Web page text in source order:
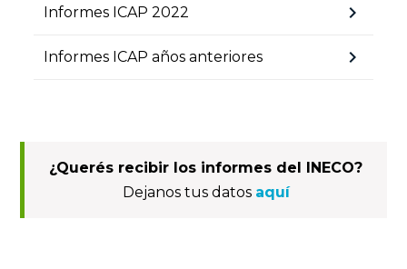
Informes ICAP 2022 chevron_right
Informes ICAP años anteriores chevron_right
¿Querés recibir los informes del INECO?
Dejanos tus datos aquí